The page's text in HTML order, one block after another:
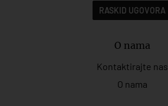
RASKID UGOVORA
O nama
Kontaktirajte nas
O nama